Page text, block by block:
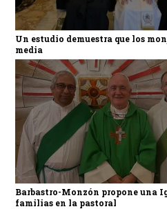
Un estudio demuestra que los
media
Barbastro-Monzón propone una
familias en la pastoral